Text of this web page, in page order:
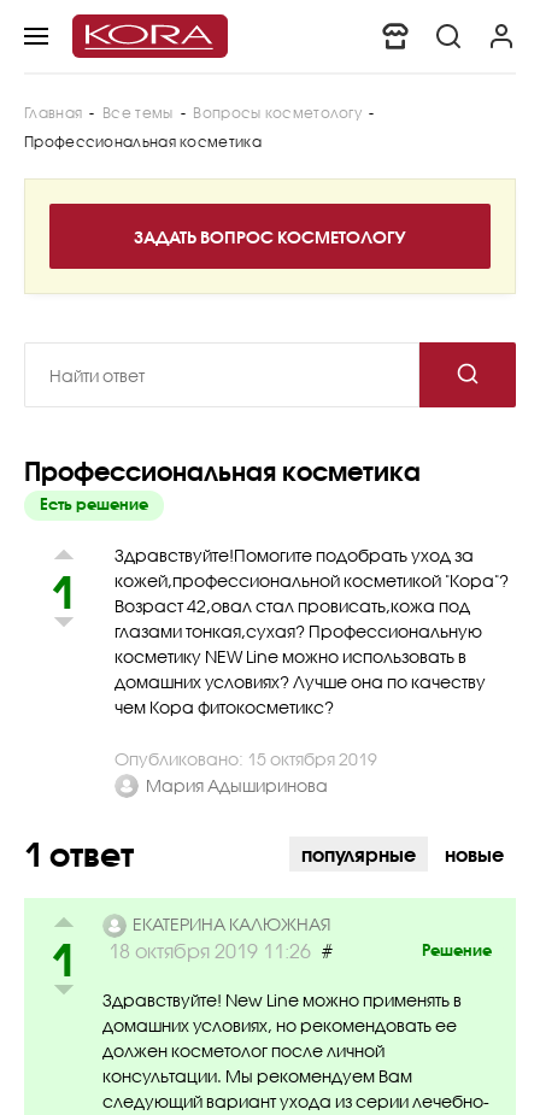
Главная - Все темы - Вопросы косметологу -
Профессиональная косметика
Профессиональная косметика
Есть решение
1
Здравствуйте!Помогите подобрать уход за
кожей,профессиональной косметикой "Кора"?
Возраст 42,овал стал провисать,кожа под
глазами тонкая,сухая? Профессиональную
косметику NEW Line можно использовать в
домашних условиях? Лучше она по качеству
чем Кора фитокосметикс?
Опубликовано: 15 октября 2019
Мария Адыширинова
1 ответ популярные новые
1
ЕКАТЕРИНА КАЛЮЖНАЯ
18 октября 2019 11:26 # Решение
Здравствуйте! New Line можно применять в
домашних условиях, но рекомендовать ее
должен косметолог после личной
консультации. Мы рекомендуем Вам
следующий вариант ухода из серии лечебно-